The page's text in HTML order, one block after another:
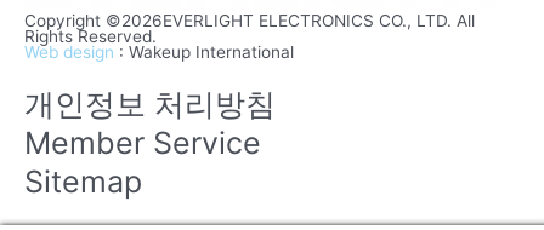
Copyright ©2026EVERLIGHT ELECTRONICS CO., LTD. All
Rights Reserved.
Web design : Wakeup International
개인정보 처리방침
Member Service
Sitemap